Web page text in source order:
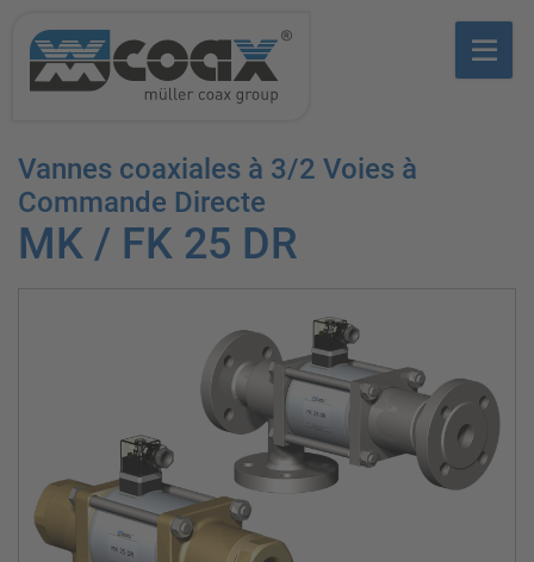
Vannes coaxiales à 3/2 Voies à
Commande Directe
MK / FK 25 DR